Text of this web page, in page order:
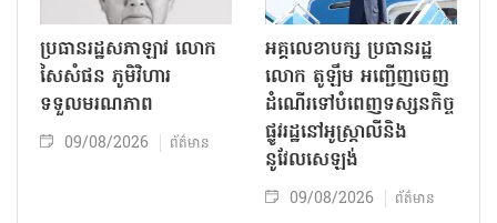
ប្រធានរដ្ឋសភាឡាវ លោក
សៃសំផន ភូមិវិហារ
ទទួលមរណភាព
09/08/2026 ព័ត៌មាន
អគ្គលេខាបក្ស ប្រធានរដ្ឋ
លោក តូឡឹម អញ្ជើញចេញ
ដំណើរទៅបំពេញទស្សនកិច្ច
ផ្លូវរដ្ឋនៅអូស្ត្រាលីនិង
នូវែលសេឡង់
09/08/2026 ព័ត៌មាន